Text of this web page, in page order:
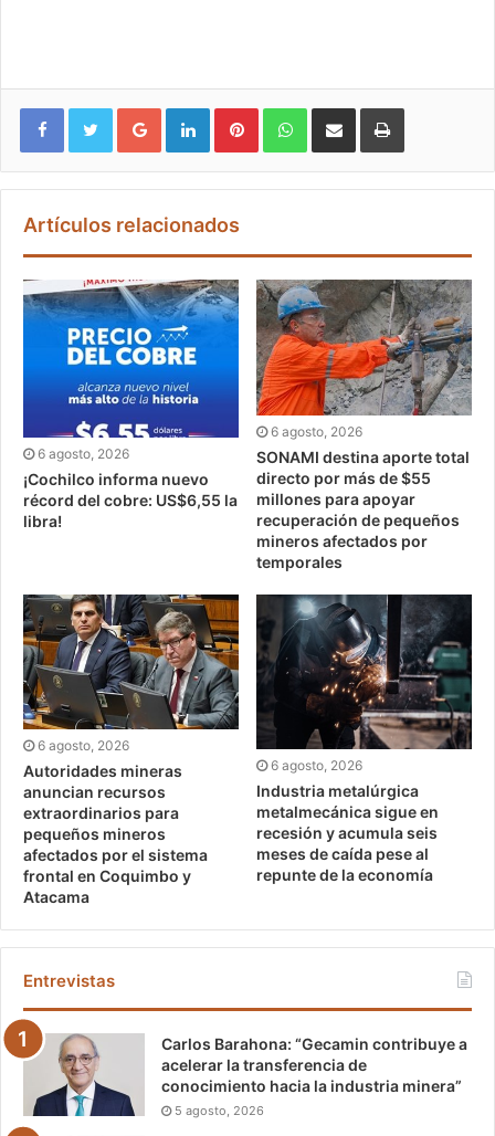
Google+ LinkedIn Pinterest WhatsApp
Artículos relacionados
6 agosto, 2026
¡Cochilco informa nuevo
récord del cobre: US$6,55 la
libra!
6 agosto, 2026
SONAMI destina aporte total
directo por más de $55
millones para apoyar
recuperación de pequeños
mineros afectados por
temporales
6 agosto, 2026
Autoridades mineras
anuncian recursos
extraordinarios para
pequeños mineros
afectados por el sistema
frontal en Coquimbo y
Atacama
6 agosto, 2026
Industria metalúrgica
metalmecánica sigue en
recesión y acumula seis
meses de caída pese al
repunte de la economía
Entrevistas
Carlos Barahona: “Gecamin contribuye a
acelerar la transferencia de
conocimiento hacia la industria minera”
5 agosto, 2026